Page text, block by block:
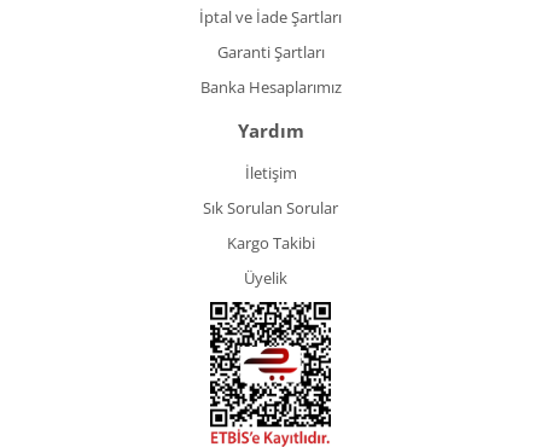
İptal ve İade Şartları
Garanti Şartları
Banka Hesaplarımız
Yardım
İletişim
Sık Sorulan Sorular
Kargo Takibi
Üyelik